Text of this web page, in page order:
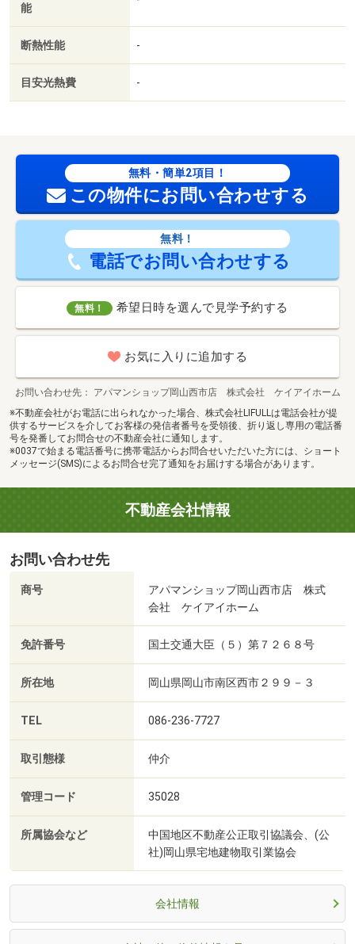
能
断熱性能 -
目安光熱費 -
無料・簡単2項目！
この物件にお問い合わせする
無料！
電話でお問い合わせする
無料！ 希望日時を選んで見学予約する
お気に入りに追加する
お問い合わせ先
アパマンショップ岡山西市店 株式会社 ケイアイホーム
※不動産会社がお電話に出られなかった場合、株式会社LIFULLは電話会社が提
供するサービスを介してお客様の発信者番号を受領後、折り返し専用の電話番
号を発番してお問合せの不動産会社に通知します。
※0037で始まる電話番号に携帯電話からお問合せいただいた方には、ショート
メッセージ(SMS)によるお問合せ完了通知をお届けする場合があります。
不動産会社情報
お問い合わせ先
商号
アパマンショップ岡山西市店 株式
会社 ケイアイホーム
免許番号 国土交通大臣（５）第７２６８号
所在地 岡山県岡山市南区西市２９９－３
TEL 086-236-7727
取引態様 仲介
管理コード 35028
所属協会など
中国地区不動産公正取引協議会、(公
社)岡山県宅地建物取引業協会
会社情報